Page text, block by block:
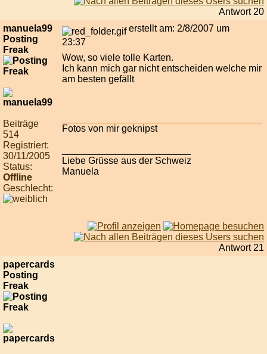
Antwort 20
manuela99
Posting
Freak
Beiträge
514
Registriert:
30/11/2005
Status:
Offline
Geschlecht:
erstellt am: 2/8/2007 um
23:37
Wow, so viele tolle Karten.
Ich kann mich gar nicht entscheiden welche mir
am besten gefällt
Fotos von mir geknipst
Liebe Grüsse aus der Schweiz
Manuela
Antwort 21
papercards
Posting
Freak